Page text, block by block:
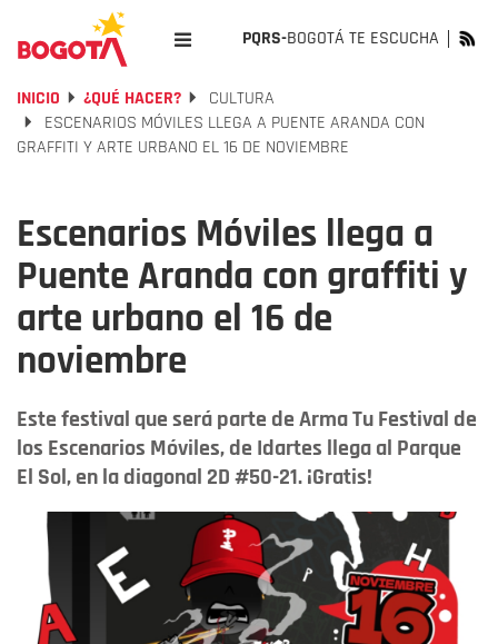
PQRS-BOGOTÁ TE ESCUCHA
INICIO ¿QUÉ HACER?
CULTURA
ESCENARIOS MÓVILES LLEGA A PUENTE ARANDA CON
GRAFFITI Y ARTE URBANO EL 16 DE NOVIEMBRE
Escenarios Móviles llega a
Puente Aranda con graffiti y
arte urbano el 16 de
noviembre
Este festival que será parte de Arma Tu Festival de
los Escenarios Móviles, de Idartes llega al Parque
El Sol, en la diagonal 2D #50-21. ¡Gratis!